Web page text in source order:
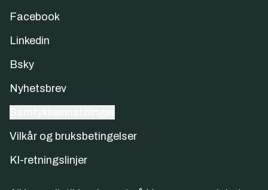
Facebook
Linkedin
Bsky
Nyhetsbrev
Vilkår og bruksbetingelser
KI-retningslinjer